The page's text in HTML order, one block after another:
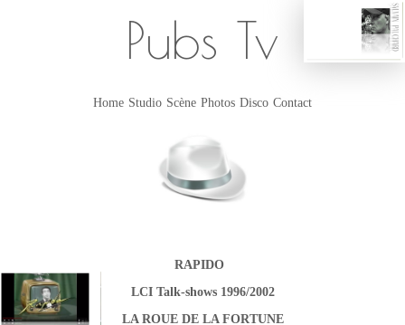
Pubs Tv
Home Studio Scène Photos Disco Contact
RAPIDO
LCI Talk-shows 1996/2002
LA ROUE DE LA FORTUNE